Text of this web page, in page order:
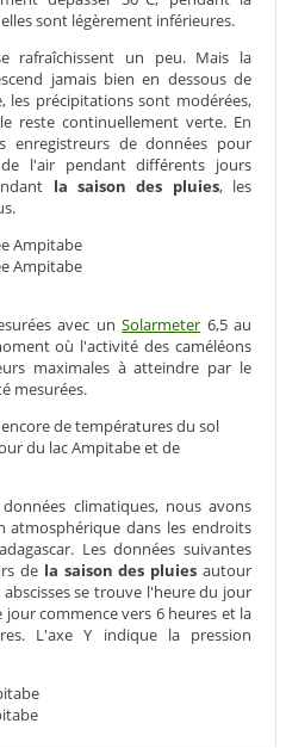
sont légèrement inférieures.
rafraîchissent un peu. Mais la
jamais bien en dessous de
les précipitations sont modérées,
reste continuellement verte. En
enregistreurs de données pour
l'air pendant différents jours
la saison des pluies, les
avec unSolarmeter 6,5 au
où l'activité des caméléons
maximales à atteindre par le
mesurées.
de températures du sol
du lac Ampitabe et de
climatiques, nous avons
atmosphérique dans les endroits
Les données suivantes
de la saison des pluies autour
se trouve l'heure du jour
jour commence vers 6 heures et la
L'axe Y indique la pression